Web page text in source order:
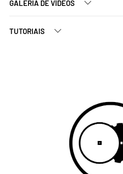
GALERIA DE VÍDEOS
TUTORIAIS